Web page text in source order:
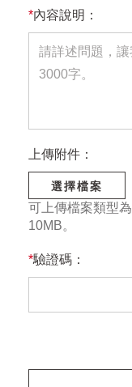
*內容說明：
上傳附件：
選擇檔案
可上傳檔案類型
10MB。
*驗證碼：